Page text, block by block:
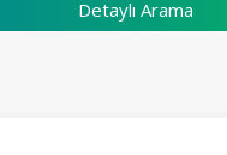
Detaylı Arama